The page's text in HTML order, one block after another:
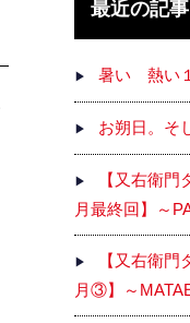
最近の記事
暑い 熱い
お朔日。そ
【又右衛門
月最終回】～
【又右衛門
月③】～